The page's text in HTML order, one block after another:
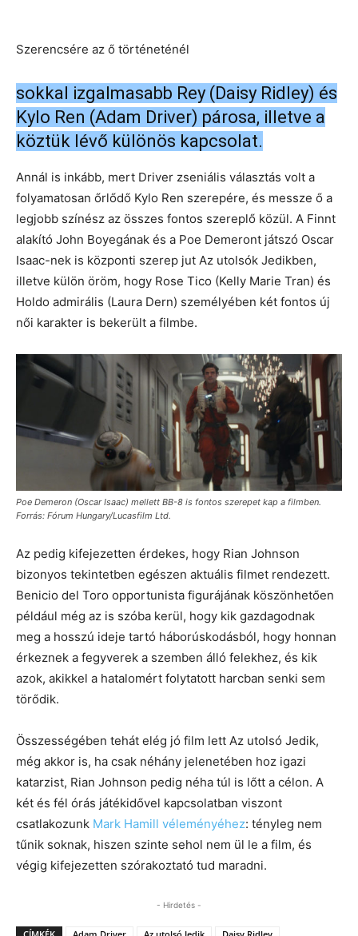
Szerencsére az ő történeténél
sokkal izgalmasabb Rey (Daisy Ridley) és
Kylo Ren (Adam Driver) párosa, illetve a
köztük lévő különös kapcsolat.
Annál is inkább, mert Driver zseniális választás volt a
folyamatosan őrlődő Kylo Ren szerepére, és messze ő a
legjobb színész az összes fontos szereplő közül. A Finnt
alakító John Boyegának és a Poe Demeront játszó Oscar
Isaac-nek is központi szerep jut Az utolsók Jedikben,
illetve külön öröm, hogy Rose Tico (Kelly Marie Tran) és
Holdo admirális (Laura Dern) személyében két fontos új
női karakter is bekerült a filmbe.
Poe Demeron (Oscar Isaac) mellett BB-8 is fontos szerepet kap a filmben.
Forrás: Fórum Hungary/Lucasfilm Ltd.
Az pedig kifejezetten érdekes, hogy Rian Johnson
bizonyos tekintetben egészen aktuális filmet rendezett.
Benicio del Toro opportunista figurájának köszönhetően
például még az is szóba kerül, hogy kik gazdagodnak
meg a hosszú ideje tartó háborúskodásból, hogy honnan
érkeznek a fegyverek a szemben álló felekhez, és kik
azok, akikkel a hatalomért folytatott harcban senki sem
törődik.
Összességében tehát elég jó film lett Az utolsó Jedik,
még akkor is, ha csak néhány jelenetében hoz igazi
katarzist, Rian Johnson pedig néha túl is lőtt a célon. A
két és fél órás játékidővel kapcsolatban viszont
csatlakozunk Mark Hamill véleményéhez: tényleg nem
tűnik soknak, hiszen szinte sehol nem ül le a film, és
végig kifejezetten szórakoztató tud maradni.
- Hirdetés -